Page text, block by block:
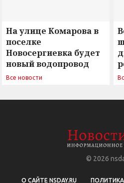
На улице Комарова в
поселке
Новосергиевка будет
новый водопровод
Все новости
© 2026
О САЙТЕ NSDAY.RU